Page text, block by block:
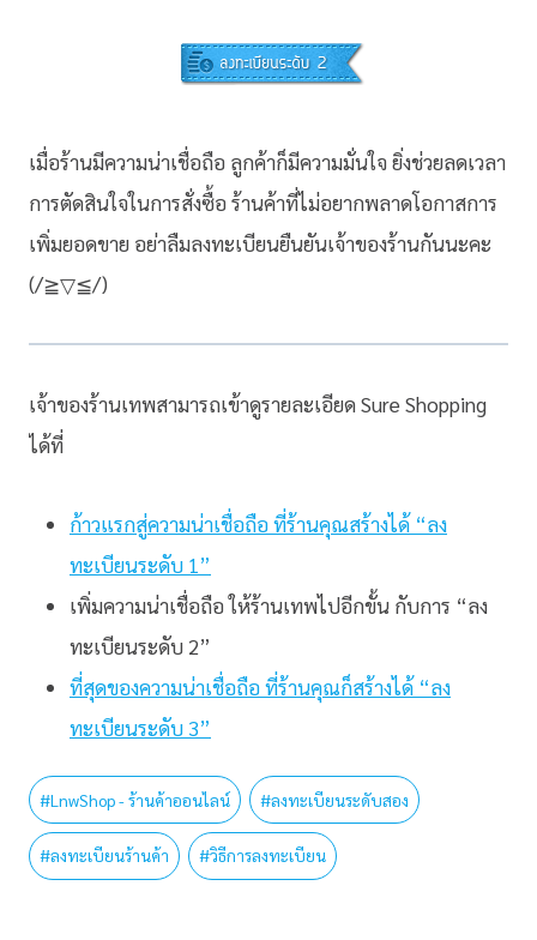
เมื่อร้านมีความน่าเชื่อถือ ลูกค้าก็มีความมั่นใจ ยิ่งช่วยลดเวลา
การตัดสินใจในการสั่งซื้อ ร้านค้าที่ไม่อยากพลาดโอกาสการ
เพิ่มยอดขาย อย่าลืมลงทะเบียนยืนยันเจ้าของร้านกันนะคะ
(/≧▽≦/)
เจ้าของร้านเทพสามารถเข้าดูรายละเอียด Sure Shopping
ได้ที่
ก้าวแรกสู่ความน่าเชื่อถือ ที่ร้านคุณสร้างได้ “ลง
ทะเบียนระดับ 1”
เพิ่มความน่าเชื่อถือ ให้ร้านเทพไปอีกขั้น กับการ “ลง
ทะเบียนระดับ 2”
ที่สุดของความน่าเชื่อถือ ที่ร้านคุณก็สร้างได้ “ลง
ทะเบียนระดับ 3”
#LnwShop - ร้านค้าออนไลน์ #ลงทะเบียนระดับสอง
#ลงทะเบียนร้านค้า #วิธีการลงทะเบียน